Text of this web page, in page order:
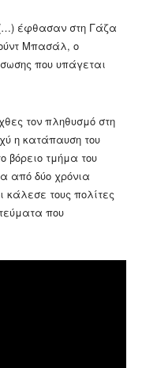
(…) έφθασαν στη Γάζα
Μπασάλ, ο
που υπάγεται
τον πληθυσμό στη
η κατάπαυση του
βόρειο τμήμα του
από δύο χρόνια
κάλεσε τους πολίτες
που